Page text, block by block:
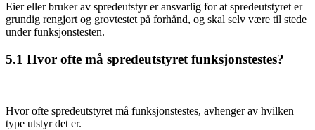
Eier eller bruker av spredeutstyr er ansvarlig for at spredeutstyret er
grundig rengjort og grovtestet på forhånd, og skal selv være til stede
under funksjonstesten.
5.1 Hvor ofte må spredeutstyret funksjonstestes?
Hvor ofte spredeutstyret må funksjons­testes, avhenger av hvilken
type utstyr det er.